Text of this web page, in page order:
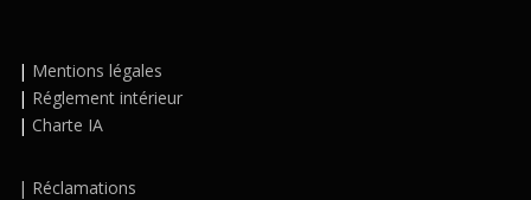
| Mentions légales
| Réglement intérieur
| Charte IA
| Réclamations